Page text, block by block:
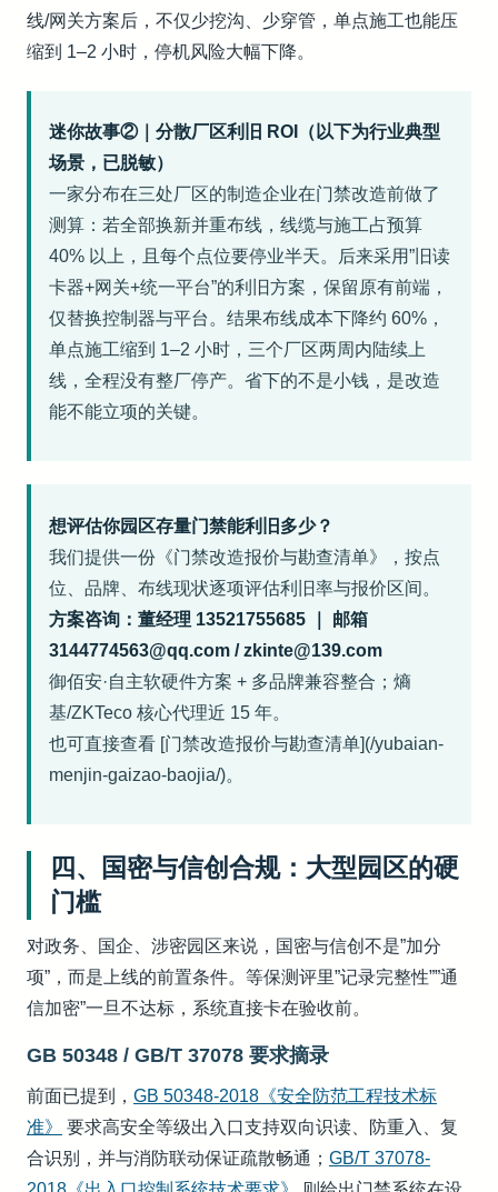
线/网关方案后，不仅少挖沟、少穿管，单点施工也能压
缩到 1–2 小时，停机风险大幅下降。
迷你故事②｜分散厂区利旧 ROI（以下为行业典型
场景，已脱敏）
一家分布在三处厂区的制造企业在门禁改造前做了
测算：若全部换新并重布线，线缆与施工占预算
40% 以上，且每个点位要停业半天。后来采用”旧读
卡器+网关+统一平台”的利旧方案，保留原有前端，
仅替换控制器与平台。结果布线成本下降约 60%，
单点施工缩到 1–2 小时，三个厂区两周内陆续上
线，全程没有整厂停产。省下的不是小钱，是改造
能不能立项的关键。
想评估你园区存量门禁能利旧多少？
我们提供一份《门禁改造报价与勘查清单》，按点
位、品牌、布线现状逐项评估利旧率与报价区间。
方案咨询：董经理 13521755685 ｜ 邮箱
3144774563@qq.com / zkinte@139.com
御佰安·自主软硬件方案 + 多品牌兼容整合；熵
基/ZKTeco 核心代理近 15 年。
也可直接查看 [门禁改造报价与勘查清单](/yubaian-
menjin-gaizao-baojia/)。
四、国密与信创合规：大型园区的硬
门槛
对政务、国企、涉密园区来说，国密与信创不是”加分
项”，而是上线的前置条件。等保测评里”记录完整性””通
信加密”一旦不达标，系统直接卡在验收前。
GB 50348 / GB/T 37078 要求摘录
前面已提到， GB 50348-2018《安全防范工程技术标
准》
要求高安全等级出入口支持双向识读、防重入、复
合识别，并与消防联动保证疏散畅通； GB/T 37078-